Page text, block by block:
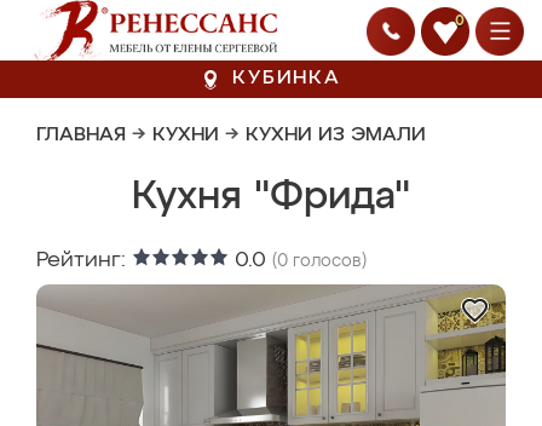
0
КУБИНКА
ГЛАВНАЯ → КУХНИ → КУХНИ ИЗ ЭМАЛИ
Кухня "Фрида"
Рейтинг: 0.0 (0 голосов)